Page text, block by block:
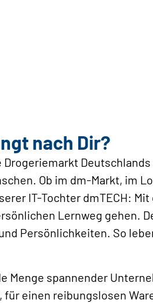
nach Dir?
Deutschlands
Ob im dm-Markt, im
IT-Tochter dmTECH:
Lernweg gehen.
Persönlichkeiten. So
Menge spannender
einen reibungslosen